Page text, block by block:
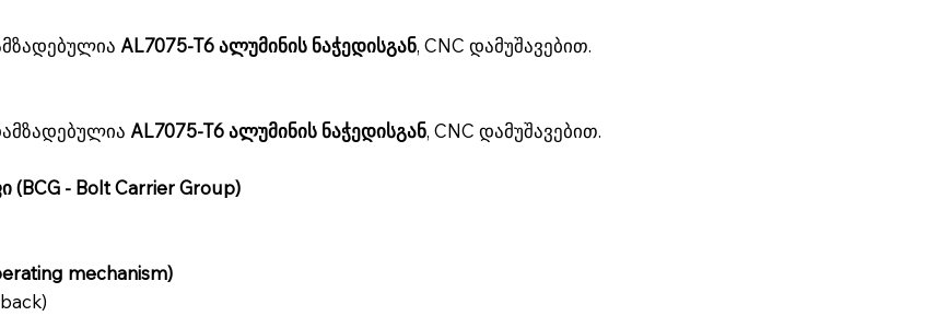
AL7075-T6 ალუმინის ნაჭედისგან, CNC დამუშავებით.
AL7075-T6 ალუმინის ნაჭედისგან, CNC დამუშავებით.
(BCG - Bolt Carrier Group)
mechanism)